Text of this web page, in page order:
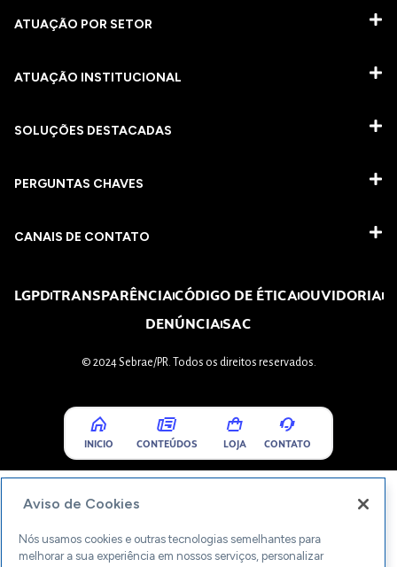
ATUAÇÃO POR SETOR
ATUAÇÃO INSTITUCIONAL
SOLUÇÕES DESTACADAS
PERGUNTAS CHAVES​
CANAIS DE CONTATO
LGPDTRANSPARÊNCIACÓDIGO DE ÉTICAOUVIDORIA
DENÚNCIASAC
© 2024 Sebrae/PR. Todos os direitos reservados.
INICIO CONTEÚDOS LOJA CONTATO
Aviso de Cookies
Nós usamos cookies e outras tecnologias semelhantes para
melhorar a sua experiência em nossos serviços, personalizar